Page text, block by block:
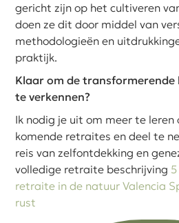
gericht zijn op het cultiveren
doen ze dit door middel van
methodologieën en
praktijk.
Klaar om de
te verkennen?
Ik nodig je uit om meer te leren
komende retraites en deel te
reis van zelfontdekking en
volledige retraite beschrijving
retraite in de natuur Valencia
rust